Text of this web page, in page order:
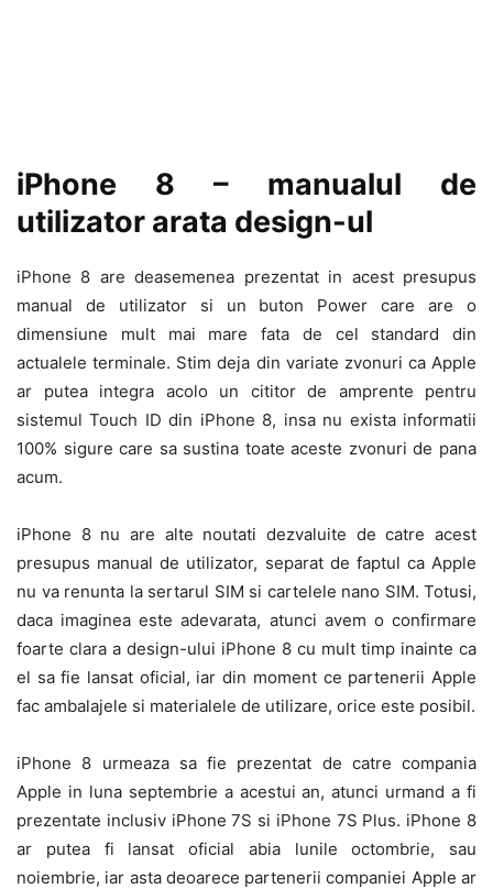
iPhone 8 – manualul de
utilizator arata design-ul
iPhone 8 are deasemenea prezentat in acest presupus
manual de utilizator si un buton Power care are o
dimensiune mult mai mare fata de cel standard din
actualele terminale. Stim deja din variate zvonuri ca Apple
ar putea integra acolo un cititor de amprente pentru
sistemul Touch ID din iPhone 8, insa nu exista informatii
100% sigure care sa sustina toate aceste zvonuri de pana
acum.
iPhone 8 nu are alte noutati dezvaluite de catre acest
presupus manual de utilizator, separat de faptul ca Apple
nu va renunta la sertarul SIM si cartelele nano SIM. Totusi,
daca imaginea este adevarata, atunci avem o confirmare
foarte clara a design-ului iPhone 8 cu mult timp inainte ca
el sa fie lansat oficial, iar din moment ce partenerii Apple
fac ambalajele si materialele de utilizare, orice este posibil.
iPhone 8 urmeaza sa fie prezentat de catre compania
Apple in luna septembrie a acestui an, atunci urmand a fi
prezentate inclusiv iPhone 7S si iPhone 7S Plus. iPhone 8
ar putea fi lansat oficial abia lunile octombrie, sau
noiembrie, iar asta deoarece partenerii companiei Apple ar